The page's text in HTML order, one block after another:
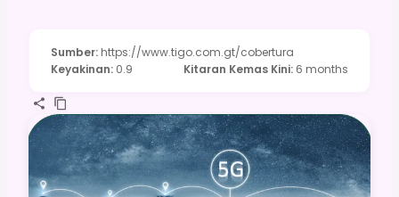
Sumber: https://www.tigo.com.gt/cobertura
Keyakinan: 0.9 Kitaran Kemas Kini: 6 months